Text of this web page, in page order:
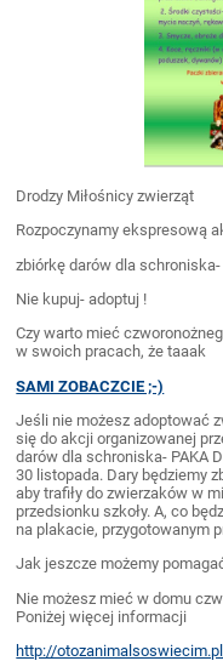
Drodzy Miłośnicy zwierząt
Rozpoczynamy ekspresową
zbiórkę darów dla schroniska-
Nie kupuj- adoptuj !
Czy warto mieć
w swoich pracach, że taaak
SAMI ZOBACZCIE ;-)
Jeśli nie możesz adoptować
się do akcji organizowanej
darów dla schroniska- PAKA
30 listopada. Dary będziemy
aby trafiły do zwierzaków w
przedsionku szkoły. A, co
na plakacie, przygotowanym
Jak jeszcze możemy
Nie możesz mieć w domu
Poniżej więcej informacji
http://